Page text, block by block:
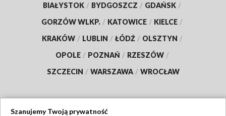
BIAŁYSTOK / BYDGOSZCZ / GDAŃSK /
GORZÓW WLKP. / KATOWICE / KIELCE /
KRAKÓW / LUBLIN / ŁÓDŹ / OLSZTYN /
OPOLE / POZNAŃ / RZESZÓW /
SZCZECIN / WARSZAWA / WROCŁAW
Szanujemy Twoją prywatność